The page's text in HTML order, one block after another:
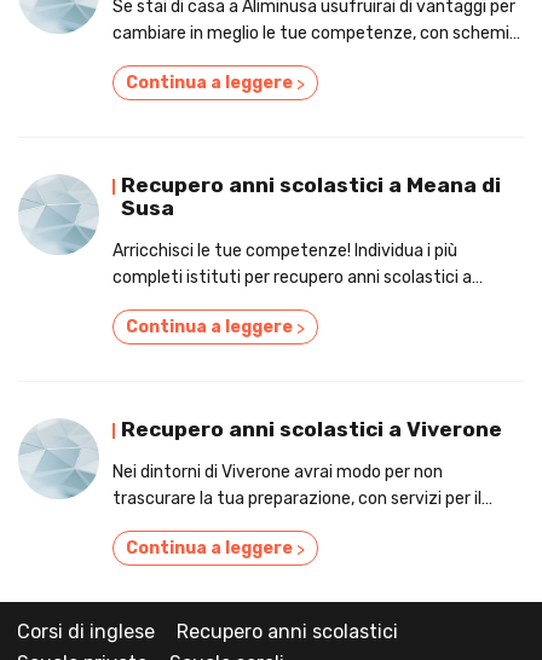
Se stai di casa a Aliminusa usufruirai di vantaggi per
cambiare in meglio le tue competenze, con schemi
Continua a leggere >
Recupero anni scolastici a Meana di
Susa
Arricchisci le tue competenze! Individua i più
completi istituti per recupero anni scolastici a
Continua a leggere >
Recupero anni scolastici a Viverone
Nei dintorni di Viverone avrai modo per non
trascurare la tua preparazione, con servizi per il
Continua a leggere >
Corsi di inglese
Recupero anni scolastici